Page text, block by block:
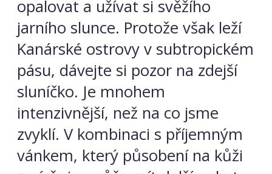
opalovat a užívat si svěžího
jarního slunce. Protože však leží
Kanárské ostrovy v subtropickém
pásu, dávejte si pozor na zdejší
sluníčko. Je mnohem
intenzivnější, než na co jsme
zvyklí. V kombinaci s příjemným
vánkem, který působení na kůži